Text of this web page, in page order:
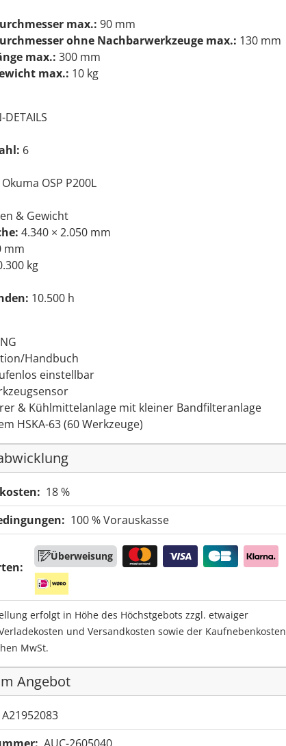
max.: 90 mm
ohne Nachbarwerkzeuge max.: 130 mm
max.: 300 mm
max.: 10 kg
DETAILS
6
Okuma OSP P200L
& Gewicht
4.340 × 2.050 mm
mm
kg
10.500 h
Handbuch
einstellbar
& Kühlmittelanlage mit kleiner Bandfilteranlage
HSKA-63 (60 Werkzeuge)
18 %
100 % Vorauskasse
Überweisung
erfolgt in Höhe des Höchstgebots zzgl. etwaiger
und Versandkosten sowie der Kaufnebenkosten
MwSt.
Angebot
A21952083